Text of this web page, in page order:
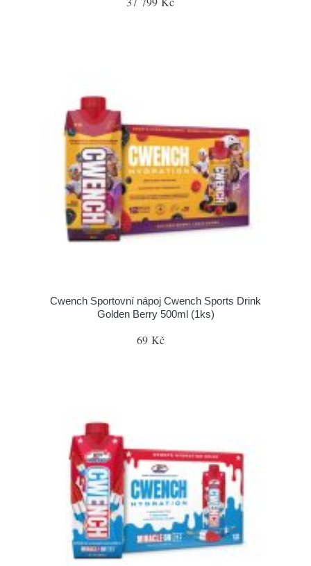
Cwench Sportovní nápoj Cwench Sports Drink
Golden Berry 500ml (1ks)
69 Kč